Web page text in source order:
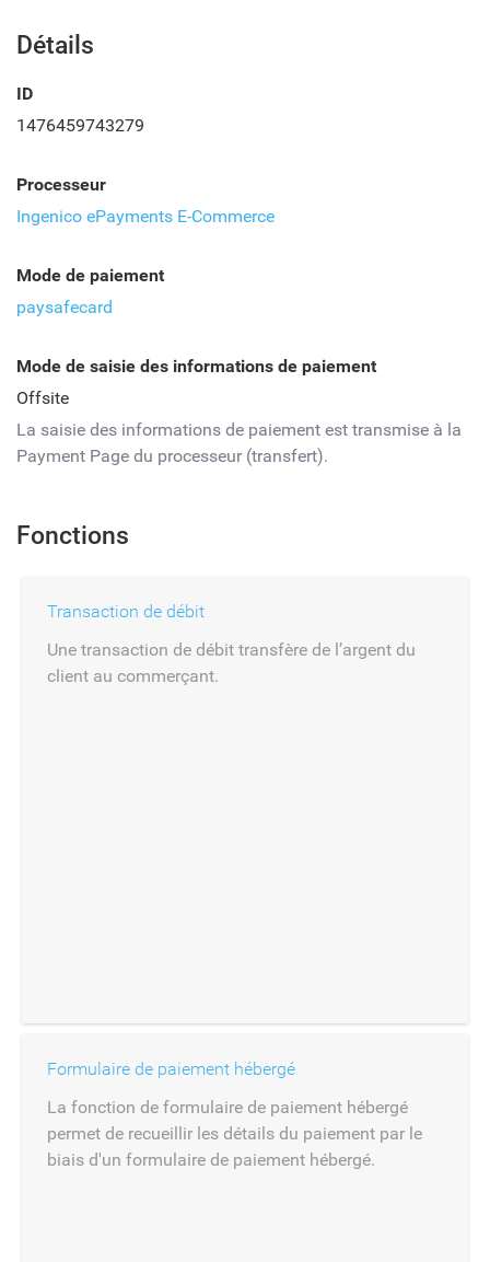
Détails
ID
1476459743279
Processeur
Ingenico ePayments E-Commerce
Mode de paiement
paysafecard
Mode de saisie des informations de paiement
Offsite
La saisie des informations de paiement est transmise à la
Payment Page du processeur (transfert).
Fonctions
Transaction de débit
Une transaction de débit transfère de l’argent du
client au commerçant.
Formulaire de paiement hébergé
La fonction de formulaire de paiement hébergé
permet de recueillir les détails du paiement par le
biais d'un formulaire de paiement hébergé.